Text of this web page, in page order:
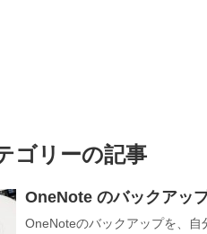
ゴリーの記事
OneNote のバックアッ
OneNoteのバックアップを、